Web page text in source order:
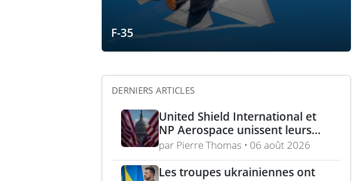
F-35
DERNIERS ARTICLES
United Shield International et
NP Aerospace unissent leurs
forces pour renforcer le soutien
aux équipes américaines de
déminage
par Pierre Thomas • 06 août 2026
Les troupes ukrainiennes ont